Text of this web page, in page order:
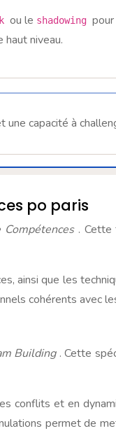
ou le shadowing
niveau.
capacité à
po paris
. Cette
ainsi que les
cohérents avec
Building . Cette
et en
permet de